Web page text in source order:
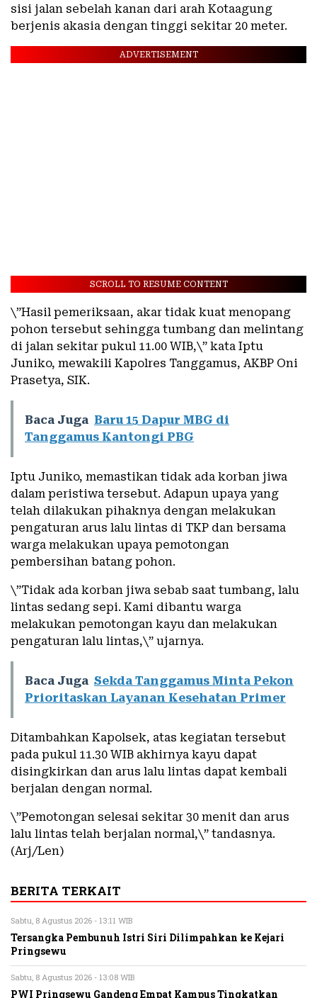
sisi jalan sebelah kanan dari arah Kotaagung
berjenis akasia dengan tinggi sekitar 20 meter.
ADVERTISEMENT
SCROLL TO RESUME CONTENT
\”Hasil pemeriksaan, akar tidak kuat menopang
pohon tersebut sehingga tumbang dan melintang
di jalan sekitar pukul 11.00 WIB,\” kata Iptu
Juniko, mewakili Kapolres Tanggamus, AKBP Oni
Prasetya, SIK.
Baca Juga Baru 15 Dapur MBG di
Tanggamus Kantongi PBG
Iptu Juniko, memastikan tidak ada korban jiwa
dalam peristiwa tersebut. Adapun upaya yang
telah dilakukan pihaknya dengan melakukan
pengaturan arus lalu lintas di TKP dan bersama
warga melakukan upaya pemotongan
pembersihan batang pohon.
\”Tidak ada korban jiwa sebab saat tumbang, lalu
lintas sedang sepi. Kami dibantu warga
melakukan pemotongan kayu dan melakukan
pengaturan lalu lintas,\” ujarnya.
Baca Juga Sekda Tanggamus Minta Pekon
Prioritaskan Layanan Kesehatan Primer
Ditambahkan Kapolsek, atas kegiatan tersebut
pada pukul 11.30 WIB akhirnya kayu dapat
disingkirkan dan arus lalu lintas dapat kembali
berjalan dengan normal.
\”Pemotongan selesai sekitar 30 menit dan arus
lalu lintas telah berjalan normal,\” tandasnya.
(Arj/Len)
BERITA TERKAIT
Sabtu, 8 Agustus 2026 - 13:11 WIB
Tersangka Pembunuh Istri Siri Dilimpahkan ke Kejari
Pringsewu
Sabtu, 8 Agustus 2026 - 13:08 WIB
PWI Pringsewu Gandeng Empat Kampus Tingkatkan